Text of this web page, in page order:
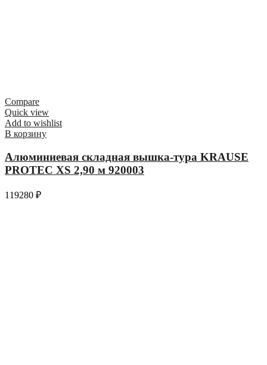
Compare
Quick view
Add to wishlist
В корзину
Алюминиевая складная вышка-тура KRAUSE
PROTEC XS 2,90 м 920003
119280 ₽